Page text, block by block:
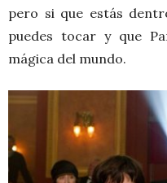
pero si que estás
puedes tocar y que
mágica del mundo.